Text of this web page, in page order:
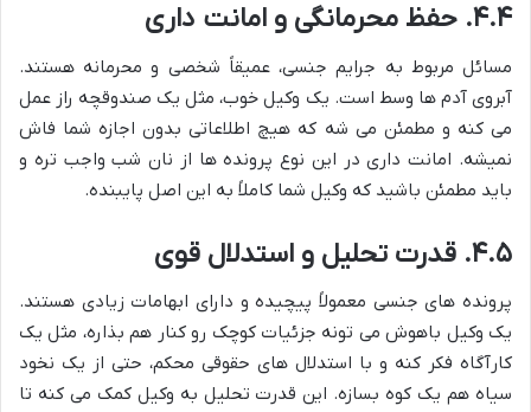
۴.۴. حفظ محرمانگی و امانت داری
مسائل مربوط به جرایم جنسی، عمیقاً شخصی و محرمانه هستند.
آبروی آدم ها وسط است. یک وکیل خوب، مثل یک صندوقچه راز عمل
می کنه و مطمئن می شه که هیچ اطلاعاتی بدون اجازه شما فاش
نمیشه. امانت داری در این نوع پرونده ها از نان شب واجب تره و
باید مطمئن باشید که وکیل شما کاملاً به این اصل پایبنده.
۴.۵. قدرت تحلیل و استدلال قوی
پرونده های جنسی معمولاً پیچیده و دارای ابهامات زیادی هستند.
یک وکیل باهوش می تونه جزئیات کوچک رو کنار هم بذاره، مثل یک
کارآگاه فکر کنه و با استدلال های حقوقی محکم، حتی از یک نخود
سیاه هم یک کوه بسازه. این قدرت تحلیل به وکیل کمک می کنه تا